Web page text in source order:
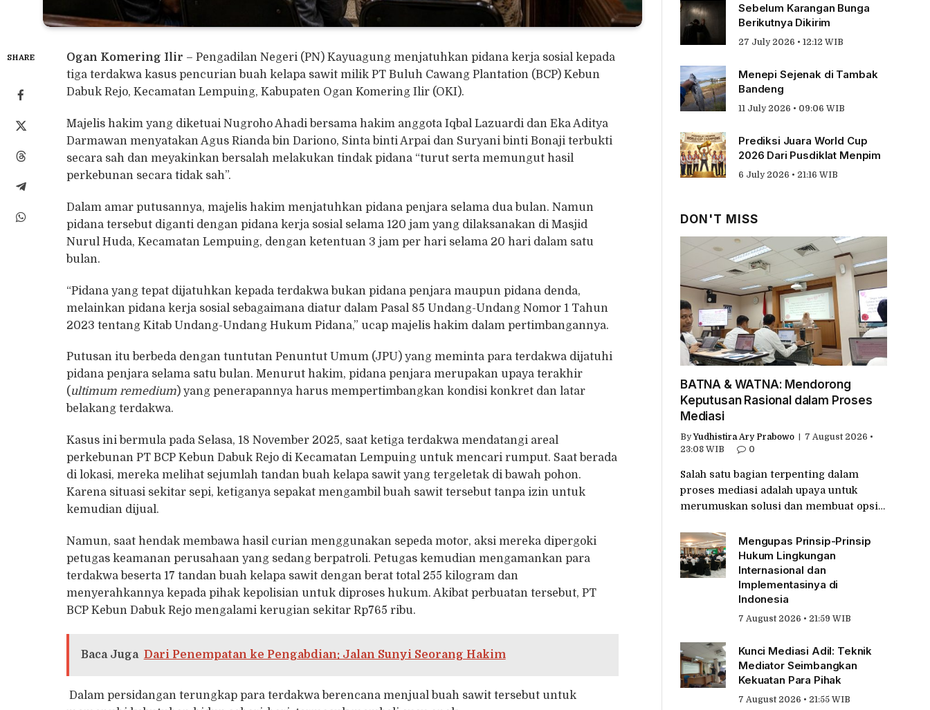
SHARE Ogan Komering Ilir – Pengadilan Negeri (PN) Kayuagung menjatuhkan pidana kerja sosial kepada
tiga terdakwa kasus pencurian buah kelapa sawit milik PT Buluh Cawang Plantation (BCP) Kebun
Dabuk Rejo, Kecamatan Lempuing, Kabupaten Ogan Komering Ilir (OKI).
Majelis hakim yang diketuai Nugroho Ahadi bersama hakim anggota Iqbal Lazuardi dan Eka Aditya
Darmawan menyatakan Agus Rianda bin Dariono, Sinta binti Arpai dan Suryani binti Bonaji terbukti
secara sah dan meyakinkan bersalah melakukan tindak pidana “turut serta memungut hasil
perkebunan secara tidak sah”.
Dalam amar putusannya, majelis hakim menjatuhkan pidana penjara selama dua bulan. Namun
pidana tersebut diganti dengan pidana kerja sosial selama 120 jam yang dilaksanakan di Masjid
Nurul Huda, Kecamatan Lempuing, dengan ketentuan 3 jam per hari selama 20 hari dalam satu
bulan.
“Pidana yang tepat dijatuhkan kepada terdakwa bukan pidana penjara maupun pidana denda,
melainkan pidana kerja sosial sebagaimana diatur dalam Pasal 85 Undang-Undang Nomor 1 Tahun
2023 tentang Kitab Undang-Undang Hukum Pidana,” ucap majelis hakim dalam pertimbangannya.
Putusan itu berbeda dengan tuntutan Penuntut Umum (JPU) yang meminta para terdakwa dijatuhi
pidana penjara selama satu bulan. Menurut hakim, pidana penjara merupakan upaya terakhir
( ultimum remedium) yang penerapannya harus mempertimbangkan kondisi konkret dan latar
belakang terdakwa.
Kasus ini bermula pada Selasa, 18 November 2025, saat ketiga terdakwa mendatangi areal
perkebunan PT BCP Kebun Dabuk Rejo di Kecamatan Lempuing untuk mencari rumput. Saat berada
di lokasi, mereka melihat sejumlah tandan buah kelapa sawit yang tergeletak di bawah pohon.
Karena situasi sekitar sepi, ketiganya sepakat mengambil buah sawit tersebut tanpa izin untuk
kemudian dijual.
Namun, saat hendak membawa hasil curian menggunakan sepeda motor, aksi mereka dipergoki
petugas keamanan perusahaan yang sedang berpatroli. Petugas kemudian mengamankan para
terdakwa beserta 17 tandan buah kelapa sawit dengan berat total 255 kilogram dan
menyerahkannya kepada pihak kepolisian untuk diproses hukum. Akibat perbuatan tersebut, PT
BCP Kebun Dabuk Rejo mengalami kerugian sekitar Rp765 ribu.
Baca Juga Dari Penempatan ke Pengabdian: Jalan Sunyi Seorang Hakim
Dalam persidangan terungkap para terdakwa berencana menjual buah sawit tersebut untuk
Sebelum Karangan Bunga
Berikutnya Dikirim
27 July 2026 • 12:12 WIB
Menepi Sejenak di Tambak
Bandeng
11 July 2026 • 09:06 WIB
Prediksi Juara World Cup
2026 Dari Pusdiklat Menpim
6 July 2026 • 21:16 WIB
DON'T MISS
BATNA & WATNA: Mendorong
Keputusan Rasional dalam Proses
Mediasi
By Yudhistira Ary Prabowo
7 August 2026 •
23:08 WIB
0
Salah satu bagian terpenting dalam
proses mediasi adalah upaya untuk
merumuskan solusi dan membuat opsi…
Mengupas Prinsip-Prinsip
Hukum Lingkungan
Internasional dan
Implementasinya di
Indonesia
7 August 2026 • 21:59 WIB
Kunci Mediasi Adil: Teknik
Mediator Seimbangkan
Kekuatan Para Pihak
7 August 2026 • 21:55 WIB